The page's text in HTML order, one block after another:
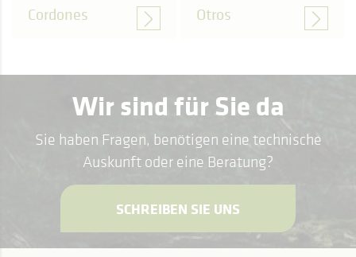
Cordones Otros
Wir sind für Sie da
Sie haben Fragen, benötigen eine technische
Auskunft oder eine Beratung?
SCHREIBEN SIE UNS